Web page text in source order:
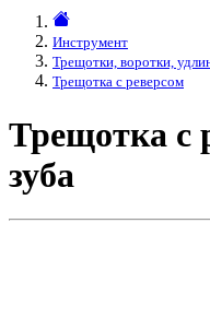
Инструмент
Трещотки, воротки,
Трещотка с реверсом
Трещотка с
зуба